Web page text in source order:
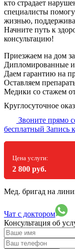
кто страдает
специалисты
жизнью,
Начните путь к
консультацию!
Приезжаем на дом
Дипломированные
Даем гарантию на
Оставляем
Медики со стажем
Круглосуточное
Звоните прямо
бесплатный Запись
Цена услуги:
2 800 руб.
Мед. бригад на
Чат с доктором
Консультация об